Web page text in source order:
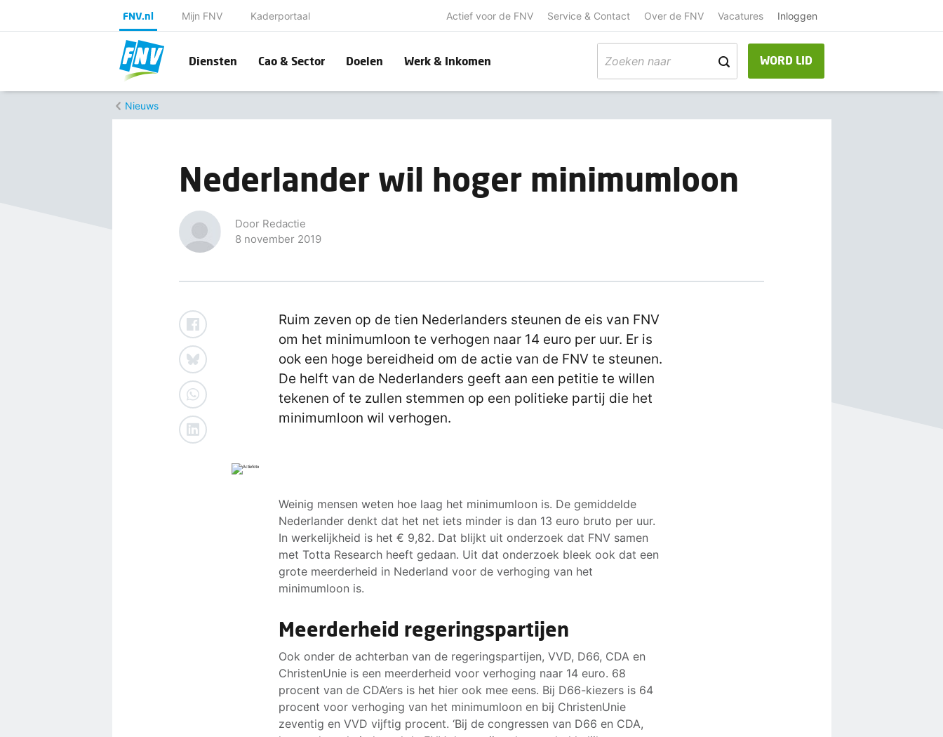
FNV.nl Mijn FNV Kaderportaal Actief voor de FNV Service & Contact Over de FNV Vacatures Inloggen
Diensten Cao & Sector Doelen Werk & Inkomen WORD LID
Nieuws
Nederlander wil hoger minimumloon
Door Redactie
8 november 2019
Ruim zeven op de tien Nederlanders steunen de eis van FNV
om het minimumloon te verhogen naar 14 euro per uur. Er is
ook een hoge bereidheid om de actie van de FNV te steunen.
De helft van de Nederlanders geeft aan een petitie te willen
tekenen of te zullen stemmen op een politieke partij die het
minimumloon wil verhogen.
Weinig mensen weten hoe laag het minimumloon is. De gemiddelde
Nederlander denkt dat het net iets minder is dan 13 euro bruto per uur.
In werkelijkheid is het € 9,82. Dat blijkt uit onderzoek dat FNV samen
met Totta Research heeft gedaan. Uit dat onderzoek bleek ook dat een
grote meerderheid in Nederland voor de verhoging van het
minimumloon is.
Meerderheid regeringspartijen
Ook onder de achterban van de regeringspartijen, VVD, D66, CDA en
ChristenUnie is een meerderheid voor verhoging naar 14 euro. 68
procent van de CDA’ers is het hier ook mee eens. Bij D66-kiezers is 64
procent voor verhoging van het minimumloon en bij ChristenUnie
zeventig en VVD vijftig procent. ‘Bij de congressen van D66 en CDA,